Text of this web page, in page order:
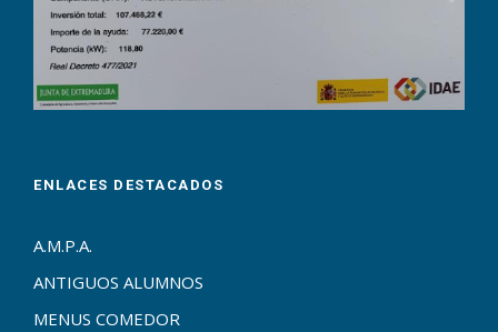
ENLACES DESTACADOS
A.M.P.A.
ANTIGUOS ALUMNOS
MENUS COMEDOR